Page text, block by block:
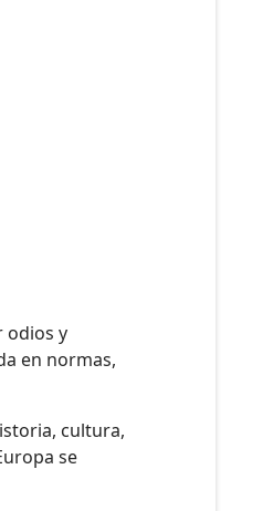
odios y
en normas,
cultura,
se